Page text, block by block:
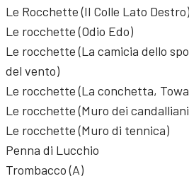
Le Rocchette (Il Colle Lato Destro)
Le rocchette (Odio Edo)
Le rocchette (La camicia dello
del vento)
Le rocchette (La conchetta,
Le rocchette (Muro dei
Le rocchette (Muro di tennica)
Penna di Lucchio
Trombacco (A)